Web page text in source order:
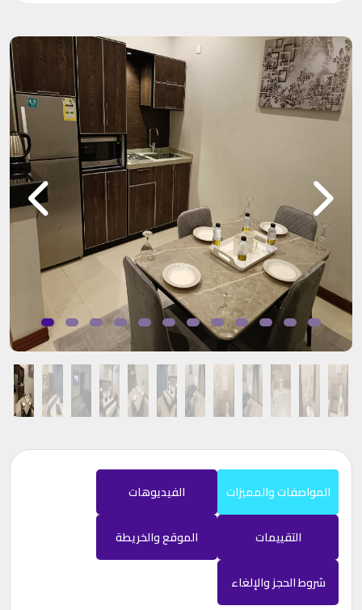
المواصفات والمميزات الفيديوهات
التقييمات الموقع والخريطة
شروط الحجز والإلغاء